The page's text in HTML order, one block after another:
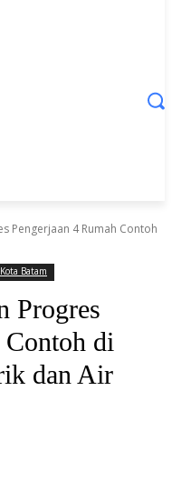
Pengerjaan 4 Rumah Contoh
Kota Batam
Progres
Contoh di
dan Air